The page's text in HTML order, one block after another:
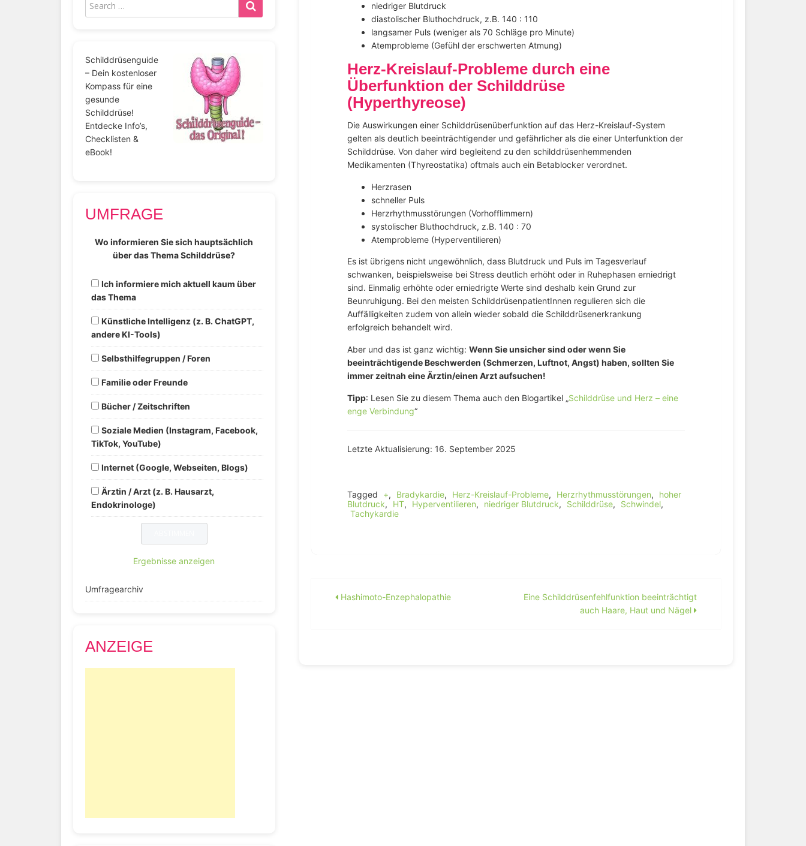
niedriger Blutdruck
diastolischer Bluthochdruck, z.B. 140 : 110
langsamer Puls (weniger als 70 Schläge pro Minute)
Atemprobleme (Gefühl der erschwerten Atmung)
Herz-Kreislauf-Probleme durch eine
Überfunktion der Schilddrüse
(Hyperthyreose)
Die Auswirkungen einer Schilddrüsenüberfunktion auf das Herz-Kreislauf-System
gelten als deutlich beeinträchtigender und gefährlicher als die einer Unterfunktion der
Schilddrüse. Von daher wird begleitend zu den schilddrüsenhemmenden
Medikamenten (Thyreostatika) oftmals auch ein Betablocker verordnet.
Herzrasen
schneller Puls
Herzrhythmusstörungen (Vorhofflimmern)
systolischer Bluthochdruck, z.B. 140 : 70
Atemprobleme (Hyperventilieren)
Es ist übrigens nicht ungewöhnlich, dass Blutdruck und Puls im Tagesverlauf
schwanken, beispielsweise bei Stress deutlich erhöht oder in Ruhephasen erniedrigt
sind. Einmalig erhöhte oder erniedrigte Werte sind deshalb kein Grund zur
Beunruhigung. Bei den meisten SchilddrüsenpatientInnen regulieren sich die
Auffälligkeiten zudem von allein wieder sobald die Schilddrüsenerkrankung
erfolgreich behandelt wird.
Aber und das ist ganz wichtig: Wenn Sie unsicher sind oder wenn Sie
beeinträchtigende Beschwerden (Schmerzen, Luftnot, Angst) haben, sollten Sie
immer zeitnah eine Ärztin/einen Arzt aufsuchen!
Tipp: Lesen Sie zu diesem Thema auch den Blogartikel „Schilddrüse und Herz – eine
enge Verbindung“
Letzte Aktualisierung: 16. September 2025
Tagged +, Bradykardie, Herz-Kreislauf-Probleme, Herzrhythmusstörungen,
hoher
Blutdruck, HT, Hyperventilieren, niedriger Blutdruck, Schilddrüse, Schwindel,
Tachykardie
Beitragsnavigation
Hashimoto-Enzephalopathie
Eine Schilddrüsenfehlfunktion beeinträchtigt
auch Haare, Haut und Nägel
Schilddrüsenguide
– Dein kostenloser
Kompass für eine
gesunde
Schilddrüse!
Entdecke Info’s,
Checklisten &
eBook!
UMFRAGE
Wo informieren Sie sich hauptsächlich
über das Thema Schilddrüse?
Ich informiere mich aktuell kaum über
das Thema
Künstliche Intelligenz (z. B. ChatGPT,
andere KI-Tools)
Selbsthilfegruppen / Foren
Familie oder Freunde
Bücher / Zeitschriften
Soziale Medien (Instagram, Facebook,
TikTok, YouTube)
Internet (Google, Webseiten, Blogs)
Ärztin / Arzt (z. B. Hausarzt,
Endokrinologe)
Ergebnisse anzeigen
Umfragearchiv
ANZEIGE